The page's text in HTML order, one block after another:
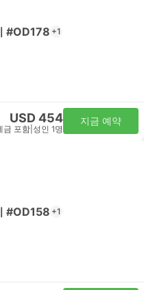
#OD178 +1
USD 454
금 포함 성인 1명
지금 예약
#OD158 +1